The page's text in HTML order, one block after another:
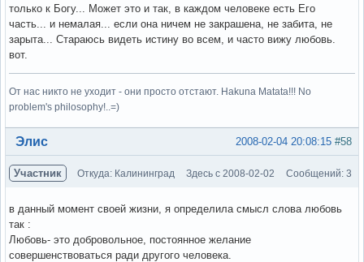
только к Богу... Может это и так, в каждом человеке есть Его
часть... и немалая... если она ничем не закрашена, не забита, не
зарыта... Стараюсь видеть истину во всем, и часто вижу любовь.
вот.
От нас никто не уходит - они просто отстают. Hakuna Matata!!! No
problem's philosophy!..=)
Вне форума #58
2008-02-04 20:08:15
Элис
Участник Откуда: Калининград Здесь с 2008-02-02 Сообщений: 3
в данный момент своей жизни, я определила смысл слова любовь
так :
Любовь- это добровольное, постоянное желание
совершенствоваться ради другого человека.